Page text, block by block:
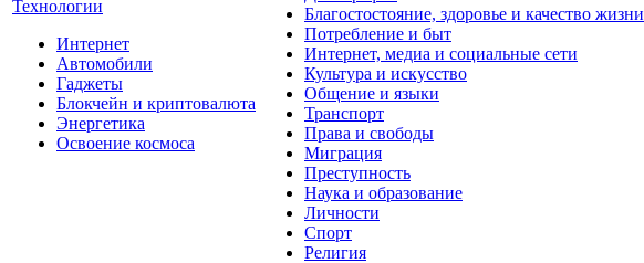
Технологии
Интернет
Автомобили
Гаджеты
Блокчейн и криптовалюта
Энергетика
Освоение космоса
Благостостояние, здоровье и качество жизни
Потребление и быт
Интернет, медиа и социальные сети
Культура и искусство
Общение и языки
Транспорт
Права и свободы
Миграция
Преступность
Наука и образование
Личности
Спорт
Религия